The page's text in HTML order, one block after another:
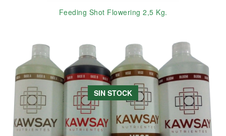
Feeding Shot Flowering 2,5 Kg.
SIN STOCK